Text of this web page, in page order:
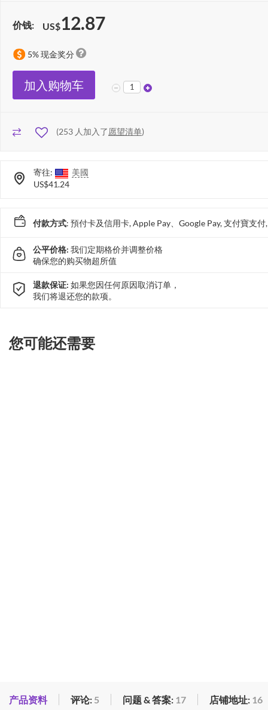
价钱: US$12.87
5% 现金奖分
加入购物车
(253 人加入了愿望清单)
寄往:
美國
US$41.24
付款方式: 預付卡及信用卡, Apple Pay、Google Pay, 支付寶支
公平价格: 我们定期格价并调整价格
确保您的购买物超所值
退款保证: 如果您因任何原因取消订单，
我们将退还您的款项。
您可能还需要
产品资料 评论: 5 问题 & 答案: 17 店铺地址: 16